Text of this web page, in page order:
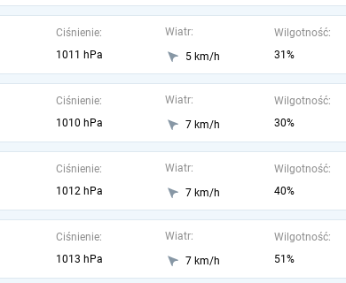
Ciśnienie:
1011 hPa
Wiatr:
5 km/h
Wilgotność:
31%
Ciśnienie:
1010 hPa
Wiatr:
7 km/h
Wilgotność:
30%
Ciśnienie:
1012 hPa
Wiatr:
7 km/h
Wilgotność:
40%
Ciśnienie:
1013 hPa
Wiatr:
7 km/h
Wilgotność:
51%